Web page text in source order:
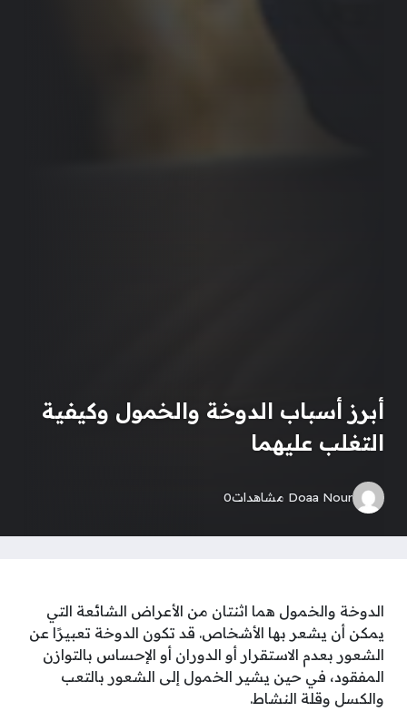
أبرز أسباب الدوخة والخمول وكيفية
التغلب عليهما
Doaa Nour مشاهدات0
الدوخة والخمول هما اثنتان من الأعراض الشائعة التي
يمكن أن يشعر بها الأشخاص. قد تكون الدوخة تعبيرًا عن
الشعور بعدم الاستقرار أو الدوران أو الإحساس بالتوازن
المفقود، في حين يشير الخمول إلى الشعور بالتعب
والكسل وقلة النشاط.